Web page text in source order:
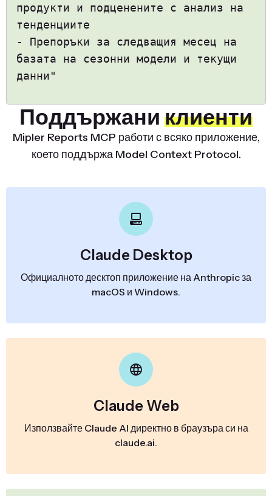
продукти и подценените с анализ на
тенденциите
- Препоръки за следващия месец на
базата на сезонни модели и текущи
данни"
Поддържани клиенти
Mipler Reports MCP работи с всяко приложение,
което поддържа Model Context Protocol.
Claude Desktop
Официалното десктоп приложение на Anthropic за
macOS и Windows.
Claude Web
Използвайте Claude AI директно в браузъра си на
claude.ai.